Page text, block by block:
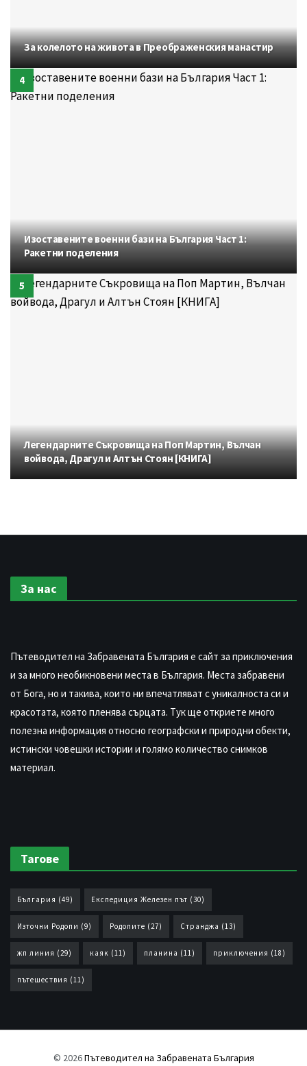
За колелото на живота в Преображенския манастир
Изоставените военни бази на България Част 1:
Ракетни поделения
Легендарните Съкровища на Поп Мартин, Вълчан
войвода, Драгул и Алтън Стоян [КНИГА]
За нас
Пътеводител на Забравената България е сайт за приключения
и за много необикновени места в България. Места забравени
от Бога, но и такива, които ни впечатляват с уникалноста си и
красотата, която пленява сърцата. Тук ще откриете много
полезна информация относно географски и природни обекти,
истински човешки истории и голямо количество снимков
материал.
Тагове
България (49) Експедиция Железен път (30)
Източни Родопи (9) Родопите (27) Странджа (13)
жп линия (29) каяк (11) планина (11) приключения (18)
пътешествия (11)
© 2026Пътеводител на Забравената България